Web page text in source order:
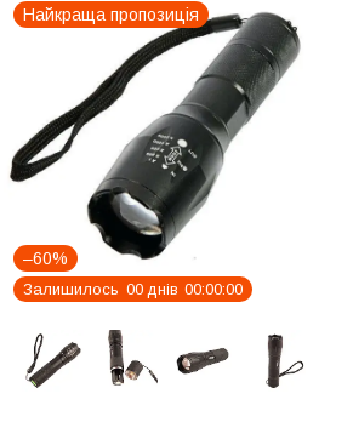
Найкраща пропозиція
–60%
Залишилось 00 днів 00 00 00